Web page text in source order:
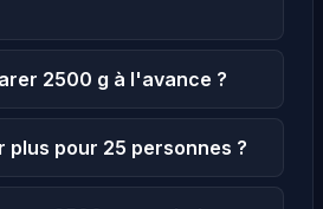
2500 g à l'avance ?
plus pour 25 personnes ?